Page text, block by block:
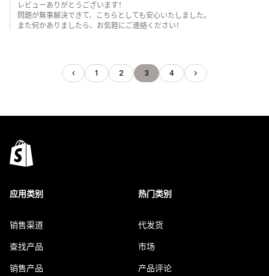
レビューありがとうございます！
問題が無事解決できて、こちらとしても安心いたしました。
また何かありましたら、お気軽にご連絡ください！
1 2 3 4
应用类别
销售渠道
查找产品
销售产品
热门类别
代发货
市场
产品评论